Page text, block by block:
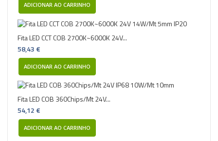
ADICIONAR AO CARRINHO
Fita LED CCT COB 2700K~6000K 24V...
58,43 €
ADICIONAR AO CARRINHO
Fita LED COB 360Chips/Mt 24V...
54,12 €
ADICIONAR AO CARRINHO